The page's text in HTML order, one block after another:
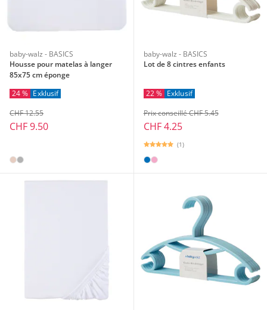
baby-walz - BASICS
Housse pour matelas à langer
85x75 cm éponge
24 % Exklusif
CHF 12.55
CHF 9.50
baby-walz - BASICS
Lot de 8 cintres enfants
22 % Exklusif
CHF 4.25
Prix conseillé CHF 5.45
(1)